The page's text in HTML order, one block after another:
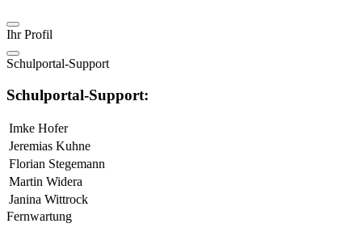
Ihr Profil
Schulportal-Support
Schulportal-Support:
Imke Hofer
Jeremias Kuhne
Florian Stegemann
Martin Widera
Janina Wittrock
Fernwartung